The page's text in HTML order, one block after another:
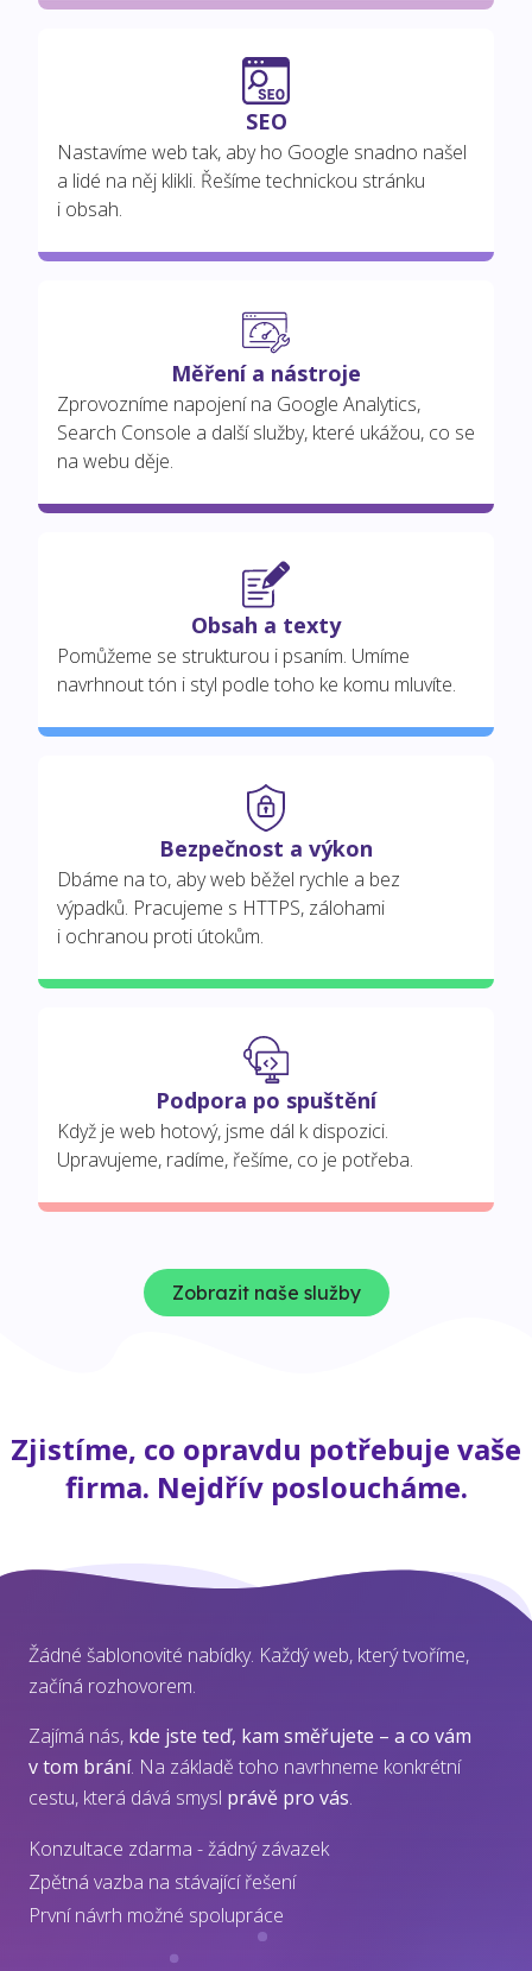
SEO
Nastavíme web tak, aby ho Google snadno našel
a lidé na něj klikli. Řešíme technickou stránku
i obsah.
Měření a nástroje
Zprovozníme napojení na Google Analytics,
Search Console a další služby, které ukážou, co se
na webu děje.
Obsah a texty
Pomůžeme se strukturou i psaním. Umíme
navrhnout tón i styl podle toho ke komu mluvíte.
Bezpečnost a výkon
Dbáme na to, aby web běžel rychle a bez
výpadků. Pracujeme s HTTPS, zálohami
i ochranou proti útokům.
Podpora po spuštění
Když je web hotový, jsme dál k dispozici.
Upravujeme, radíme, řešíme, co je potřeba.
Zobrazit naše služby
Zjistíme, co opravdu potřebuje vaše
firma. Nejdřív posloucháme.
Žádné šablonovité nabídky. Každý web, který tvoříme,
začíná rozhovorem.
Zajímá nás, kde jste teď, kam směřujete – a co vám
v tom brání. Na základě toho navrhneme konkrétní
cestu, která dává smysl právě pro vás.
Konzultace zdarma - žádný závazek
Zpětná vazba na stávající řešení
První návrh možné spolupráce